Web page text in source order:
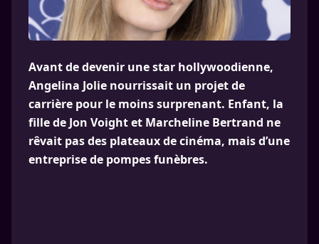
Avant de devenir une star hollywoodienne,
Angelina Jolie nourrissait un projet de
carrière pour le moins surprenant. Enfant, la
fille de Jon Voight et Marcheline Bertrand ne
rêvait pas des plateaux de cinéma, mais d’une
entreprise de pompes funèbres.